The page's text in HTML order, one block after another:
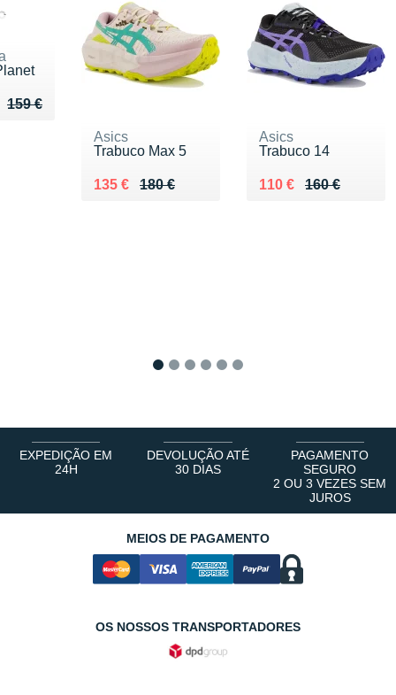
159 €
de 159 €
119 €
Asics
Trabuco Max 5
180 €
Au lieu de 180 €
135 €
Vendu 135 €
Asics
Trabuco 14
160 €
Au lieu de 160 €
110 €
Vendu 110 €
EXPEDIÇÃO EM
24H
DEVOLUÇÃO ATÉ
30 DIAS
PAGAMENTO
SEGURO
2 OU 3 VEZES SEM
JUROS
MEIOS DE PAGAMENTO
OS NOSSOS TRANSPORTADORES